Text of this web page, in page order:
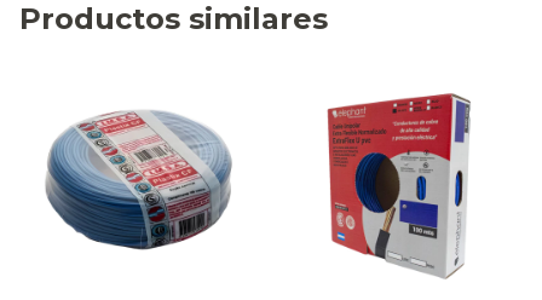
Productos similares